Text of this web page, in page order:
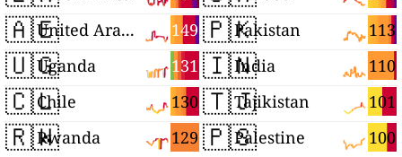
🇦🇪 149
United Arab Emirates
🇺🇬 131
Uganda
🇨🇱 130
Chile
🇷🇼 129
Rwanda
🇵🇰 113
Pakistan
🇮🇳 110
India
🇹🇯 101
Tajikistan
🇵🇸 100
Palestine